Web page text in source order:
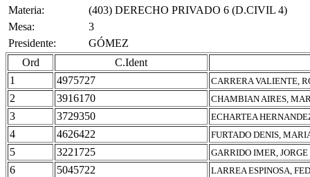
Materia:
(403) DERECHO PRIVADO 6 (D.CIVIL 4)
Mesa:
3
Presidente:
GÓMEZ
Ord
C.Ident
1
4975727 CARRERA VALIENTE,
2 3916170 CHAMBIAN AIRES,
3 3729350 ECHARTEA
4 4626422 FURTADO DENIS,
5 3221725 GARRIDO IMER,
6 5045722 LARREA ESPINOSA,